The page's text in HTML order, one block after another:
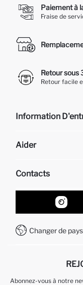
Paiement à
Fraise de
Retour sous
Retour facile
Information
À propos de nous
Aider
Retour et changement
Suivi de la
Comment acheter
Comment payer sur
Contacts
Nos Magasins
Formulaire de contact
Service Client +212
Changer de pays
Abonnez-vous à notre